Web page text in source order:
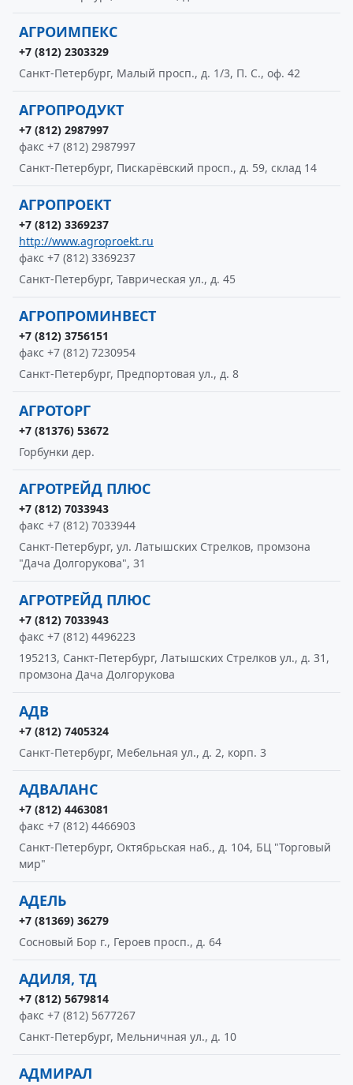
АГРОИМПЕКС
+7 (812) 2303329
Санкт-Петербург, Малый просп., д. 1/3, П. С., оф. 42
АГРОПРОДУКТ
+7 (812) 2987997
факс +7 (812) 2987997
Санкт-Петербург, Пискарёвский просп., д. 59, склад 14
АГРОПРОЕКТ
+7 (812) 3369237
http://www.agroproekt.ru
факс +7 (812) 3369237
Санкт-Петербург, Таврическая ул., д. 45
АГРОПРОМИНВЕСТ
+7 (812) 3756151
факс +7 (812) 7230954
Санкт-Петербург, Предпортовая ул., д. 8
АГРОТОРГ
+7 (81376) 53672
Горбунки дер.
АГРОТРЕЙД ПЛЮС
+7 (812) 7033943
факс +7 (812) 7033944
Санкт-Петербург, ул. Латышских Стрелков, промзона
"Дача Долгорукова", 31
АГРОТРЕЙД ПЛЮС
+7 (812) 7033943
факс +7 (812) 4496223
195213, Санкт-Петербург, Латышских Стрелков ул., д. 31,
промзона Дача Долгорукова
АДВ
+7 (812) 7405324
Санкт-Петербург, Мебельная ул., д. 2, корп. 3
АДВАЛАНС
+7 (812) 4463081
факс +7 (812) 4466903
Санкт-Петербург, Октябрьская наб., д. 104, БЦ "Торговый
мир"
АДЕЛЬ
+7 (81369) 36279
Сосновый Бор г., Героев просп., д. 64
АДИЛЯ, ТД
+7 (812) 5679814
факс +7 (812) 5677267
Санкт-Петербург, Мельничная ул., д. 10
АДМИРАЛ